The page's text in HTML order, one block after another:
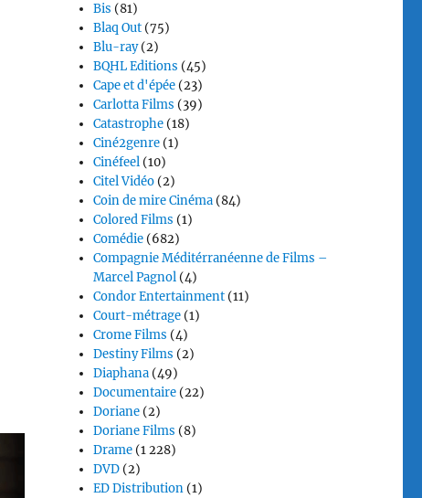
Bis (81)
Blaq Out (75)
Blu-ray(2)
BQHL Editions (45)
Cape et d'épée (23)
Carlotta Films (39)
Catastrophe (18)
Ciné2genre (1)
Cinéfeel (10)
Citel Vidéo (2)
Coin de mire Cinéma (84)
Colored Films (1)
Comédie (682)
Compagnie Méditérranéenne de Films –
Marcel Pagnol (4)
Condor Entertainment (11)
Court-métrage (1)
Crome Films (4)
Destiny Films (2)
Diaphana (49)
Documentaire (22)
Doriane (2)
Doriane Films (8)
Drame (1 228)
DVD (2)
ED Distribution (1)